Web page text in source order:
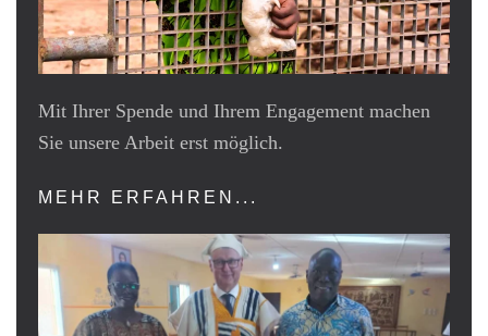
Mit Ihrer Spende und Ihrem Engagement machen
Sie unsere Arbeit erst möglich.
MEHR ERFAHREN...